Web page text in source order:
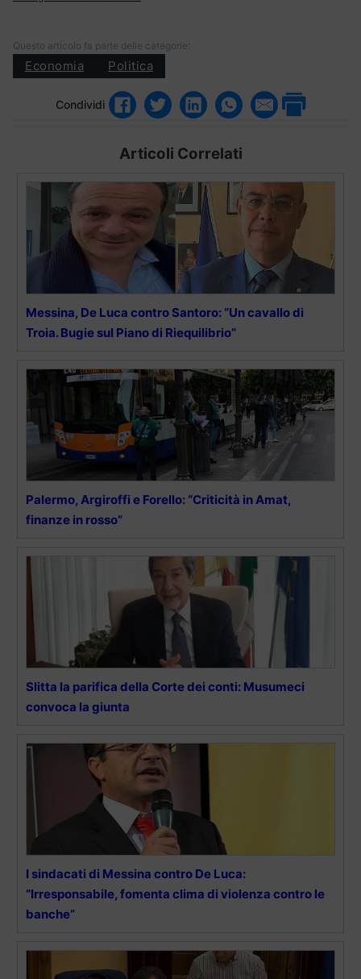
Questo articolo fa parte delle categorie:
Economia Politica
Condividi
Articoli Correlati
Messina, De Luca contro Santoro: “Un cavallo di
Troia. Bugie sul Piano di Riequilibrio”
Palermo, Argiroffi e Forello: “Criticità in Amat,
finanze in rosso”
Slitta la parifica della Corte dei conti: Musumeci
convoca la giunta
I sindacati di Messina contro De Luca:
“Irresponsabile, fomenta clima di violenza contro le
banche”